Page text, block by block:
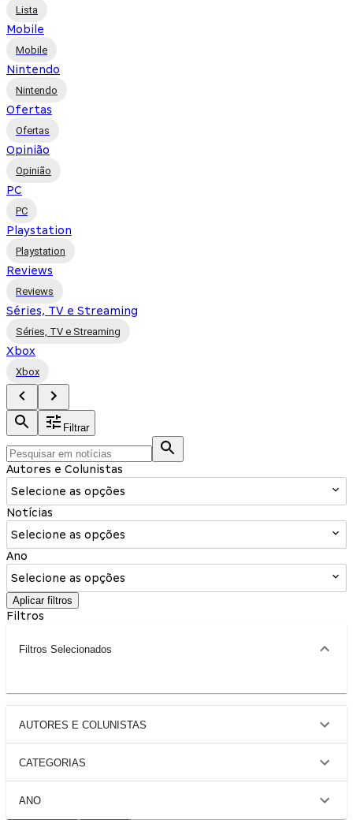
Lista
Mobile
Mobile
Nintendo
Nintendo
Ofertas
Ofertas
Opinião
Opinião
PC
PC
Playstation
Playstation
Reviews
Reviews
Séries, TV e Streaming
Séries, TV e Streaming
Xbox
Xbox
Filtrar
Autores e Colunistas
Selecione as opções
Notícias
Selecione as opções
Ano
Selecione as opções
Aplicar filtros
Filtros
Filtros Selecionados
AUTORES E COLUNISTAS
CATEGORIAS
ANO